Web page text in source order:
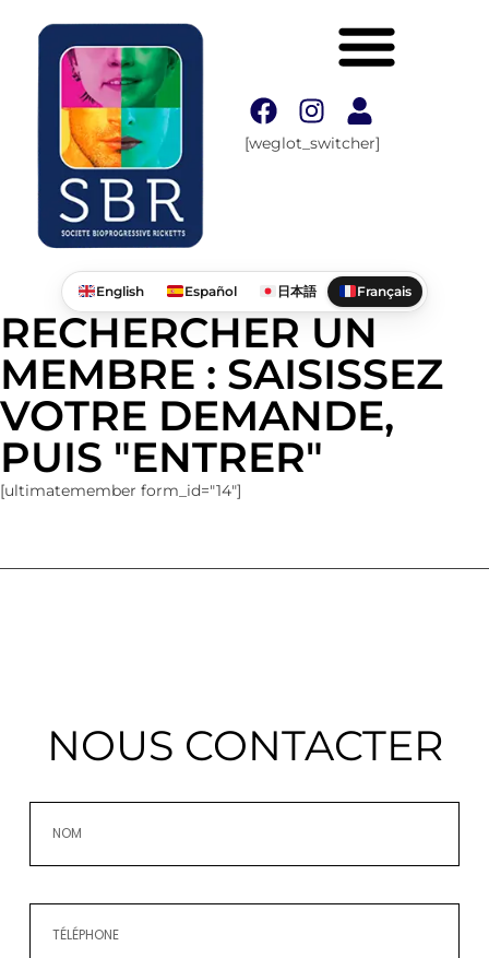
[weglot_switcher]
English Español 日本語 Français
RECHERCHER UN
MEMBRE : SAISISSEZ
VOTRE DEMANDE,
PUIS "ENTRER"
[ultimatemember form_id="14"]
NOUS CONTACTER